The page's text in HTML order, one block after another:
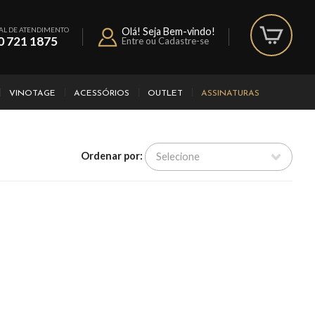
DE ATENDIMENTO
721 1875
Olá! Seja Bem-vindo!
Entre ou Cadastre-se
VINOTAGE ACESSÓRIOS OUTLET ASSINATURAS
Ordenar por: